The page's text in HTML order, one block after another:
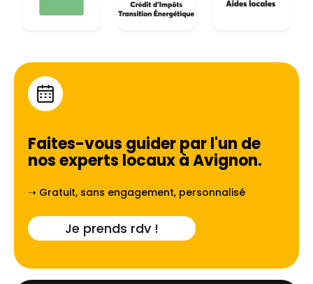
Faites-vous guider par l'un de
nos experts locaux àAvignon.
➝ Gratuit, sans engagement, personnalisé
Je prends rdv !